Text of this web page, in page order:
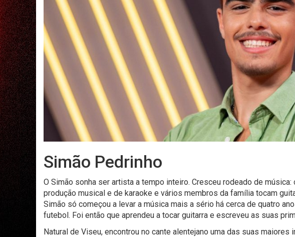
Simão Pedrinho
O Simão sonha ser artista a tempo inteiro. Cresceu rodeado de
produção musical e de karaoke e vários membros da família tocam
Simão só começou a levar a música mais a sério há cerca de quatro
futebol. Foi então que aprendeu a tocar guitarra e escreveu as suas
Natural de Viseu, encontrou no cante alentejano uma das suas maiores